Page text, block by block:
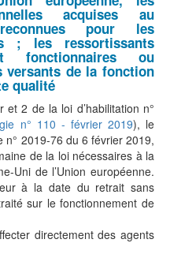
acquises au
pour les
; les ressortissants
fonctionnaires ou
versants de la fonction
qualité
2 de la loi d’habilitation n°
n° 110 - février 2019), le
2019-76 du 6 février 2019,
de la loi nécessaires à la
Uni de l’Union européenne.
à la date du retrait sans
sur le fonctionnement de
directement des agents